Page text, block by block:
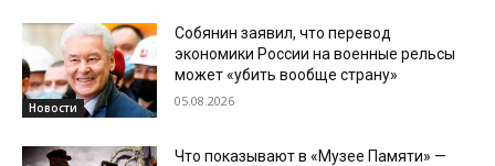
Новости
Собянин заявил, что перевод
экономики России на военные рельсы
может «убить вообще страну»
05.08.2026
Что показывают в «Музее Памяти» —